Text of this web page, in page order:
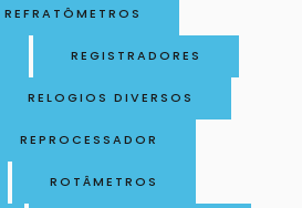
REFRATÔMETROS
REGISTRADORES
RELOGIOS DIVERSOS
REPROCESSADOR
ROTÂMETROS